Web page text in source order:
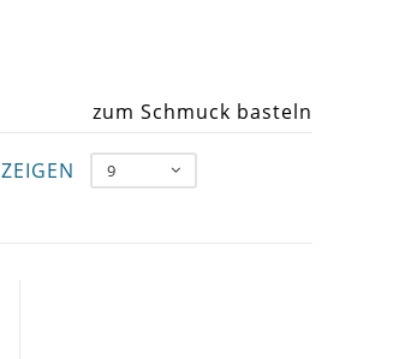
zum Schmuck basteln
ZEIGEN 9